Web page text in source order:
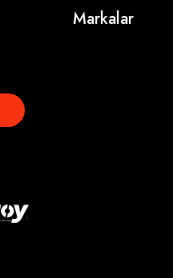
Markalar